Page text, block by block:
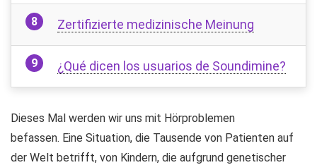
Zertifizierte medizinische Meinung
¿Qué dicen los usuarios de Soundimine?
Dieses Mal werden wir uns mit Hörproblemen
befassen. Eine Situation, die Tausende von Patienten auf
der Welt betrifft, von Kindern, die aufgrund genetischer